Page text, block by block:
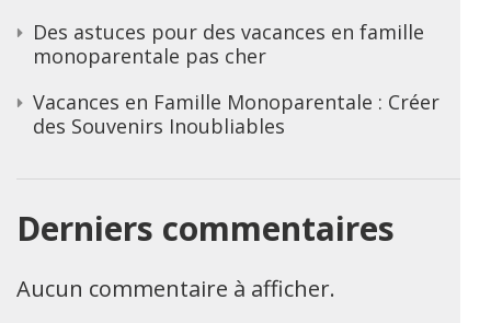
Des astuces pour des vacances en famille
monoparentale pas cher
Vacances en Famille Monoparentale : Créer
des Souvenirs Inoubliables
Derniers commentaires
Aucun commentaire à afficher.